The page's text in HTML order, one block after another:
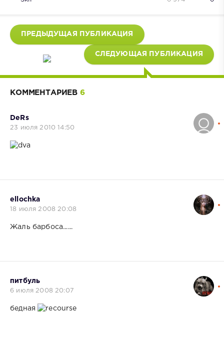
ПРЕДЫДУЩАЯ ПУБЛИКАЦИЯ
СЛЕДУЮЩАЯ ПУБЛИКАЦИЯ
КОММЕНТАРИЕВ 6
DeRs
23 июля 2010 14:50
ellochka
18 июля 2008 20:08
Жаль барбоса......
питбуль
6 июля 2008 20:07
бедная